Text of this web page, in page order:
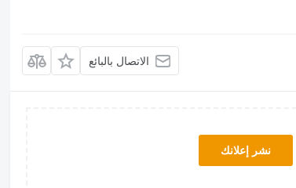
الاتصال بالبائع
نشر إعلانك